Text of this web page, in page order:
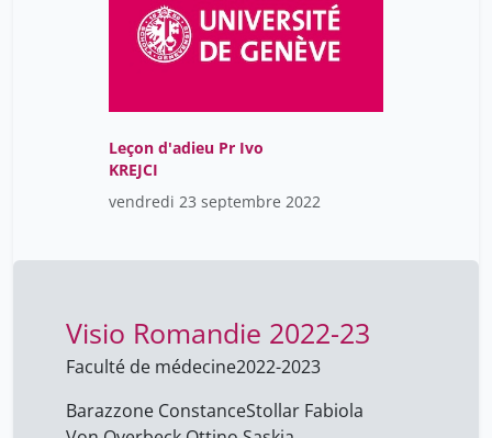
Leçon d'adieu Pr Ivo
KREJCI
vendredi 23 septembre 2022
Visio Romandie 2022-23
Faculté de médecine2022-2023
Barazzone ConstanceStollar Fabiola